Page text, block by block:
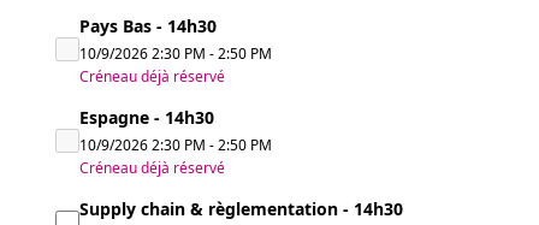
Pays Bas - 14h30
10/9/20262:30 PM -2:50 PM
Créneau déjà réservé
Espagne - 14h30
10/9/20262:30 PM -2:50 PM
Créneau déjà réservé
Supply chain & règlementation - 14h30